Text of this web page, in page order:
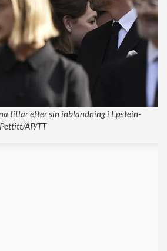
titlar efter sin inblandning i Epstein-
AP/TT